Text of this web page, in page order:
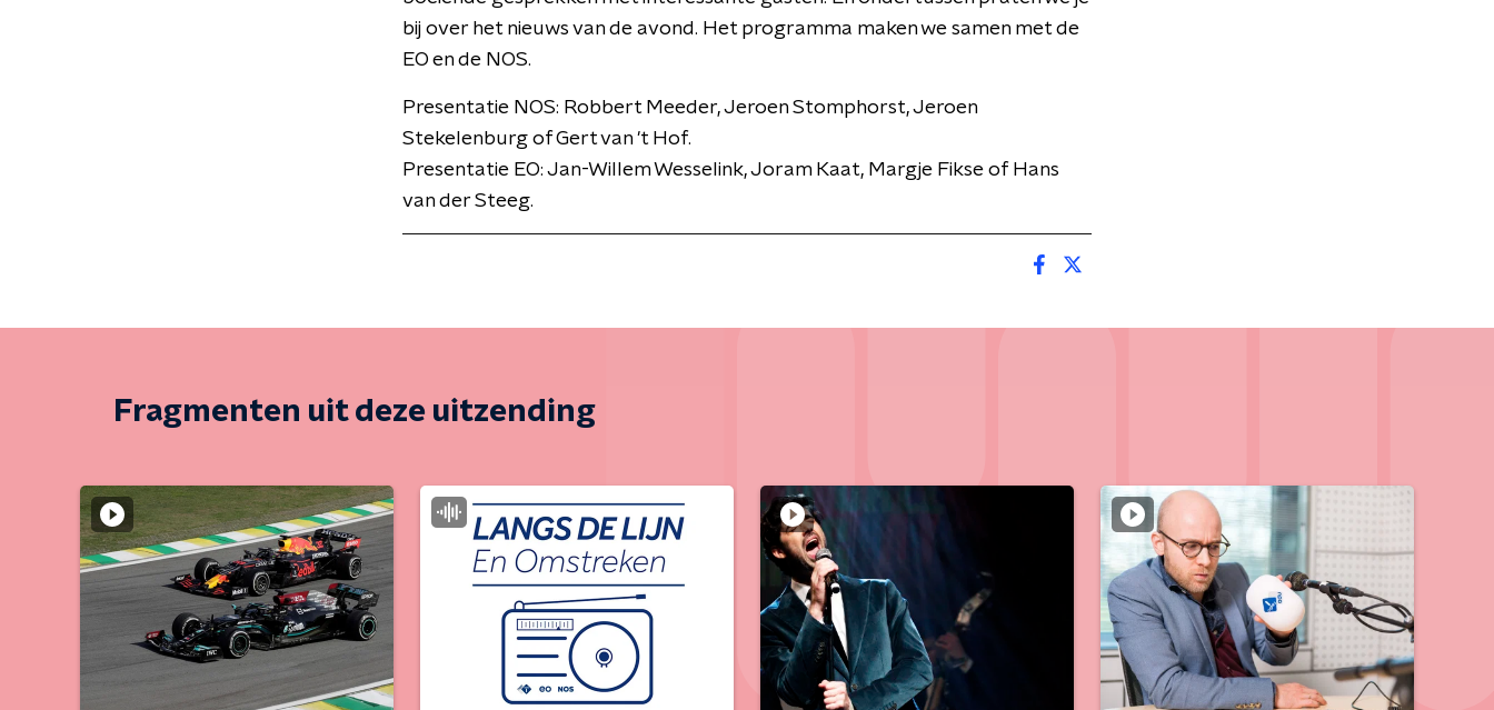
bij over het nieuws van de avond. Het programma maken we samen met de
EO en de NOS.
Presentatie NOS: Robbert Meeder, Jeroen Stomphorst, Jeroen
Stekelenburg of Gert van 't Hof.
Presentatie EO: Jan-Willem Wesselink, Joram Kaat, Margje Fikse of Hans
van der Steeg.
Fragmenten uit deze uitzending